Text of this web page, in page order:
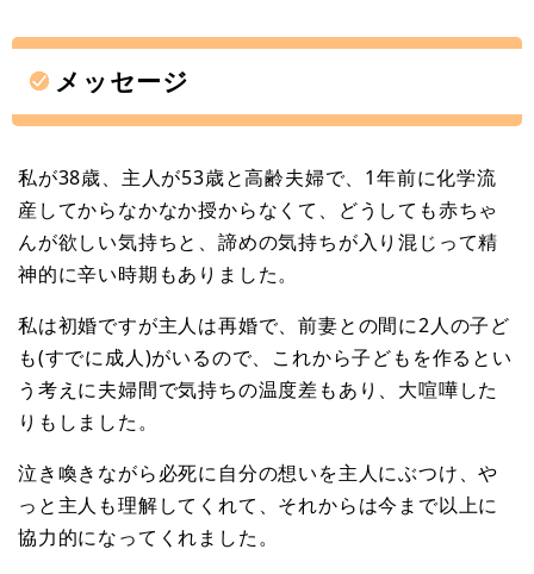
メッセージ
私が38歳、主人が53歳と高齢夫婦で、1年前に化学流
産してからなかなか授からなくて、どうしても赤ちゃ
んが欲しい気持ちと、諦めの気持ちが入り混じって精
神的に辛い時期もありました。
私は初婚ですが主人は再婚で、前妻との間に2人の子ど
も(すでに成人)がいるので、これから子どもを作るとい
う考えに夫婦間で気持ちの温度差もあり、大喧嘩した
りもしました。
泣き喚きながら必死に自分の想いを主人にぶつけ、や
っと主人も理解してくれて、それからは今まで以上に
協力的になってくれました。